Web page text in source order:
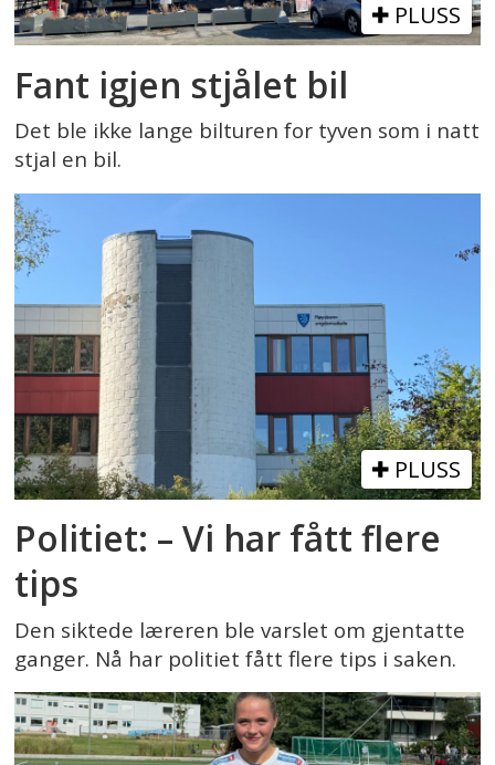
PLUSS
Fant igjen stjålet bil
Det ble ikke lange bilturen for tyven som i natt
stjal en bil.
PLUSS
Politiet: – Vi har fått flere
tips
Den siktede læreren ble varslet om gjentatte
ganger. Nå har politiet fått flere tips i saken.